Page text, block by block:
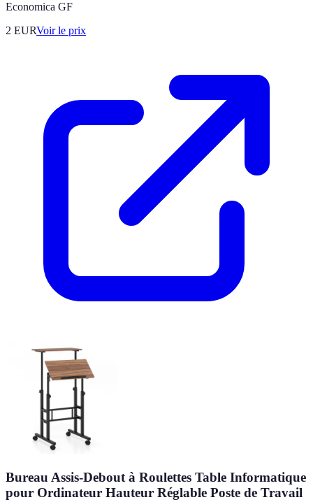
Economica GF
2 EURVoir le prix
Bureau Assis-Debout à Roulettes Table Informatique
pour Ordinateur Hauteur Réglable Poste de Travail